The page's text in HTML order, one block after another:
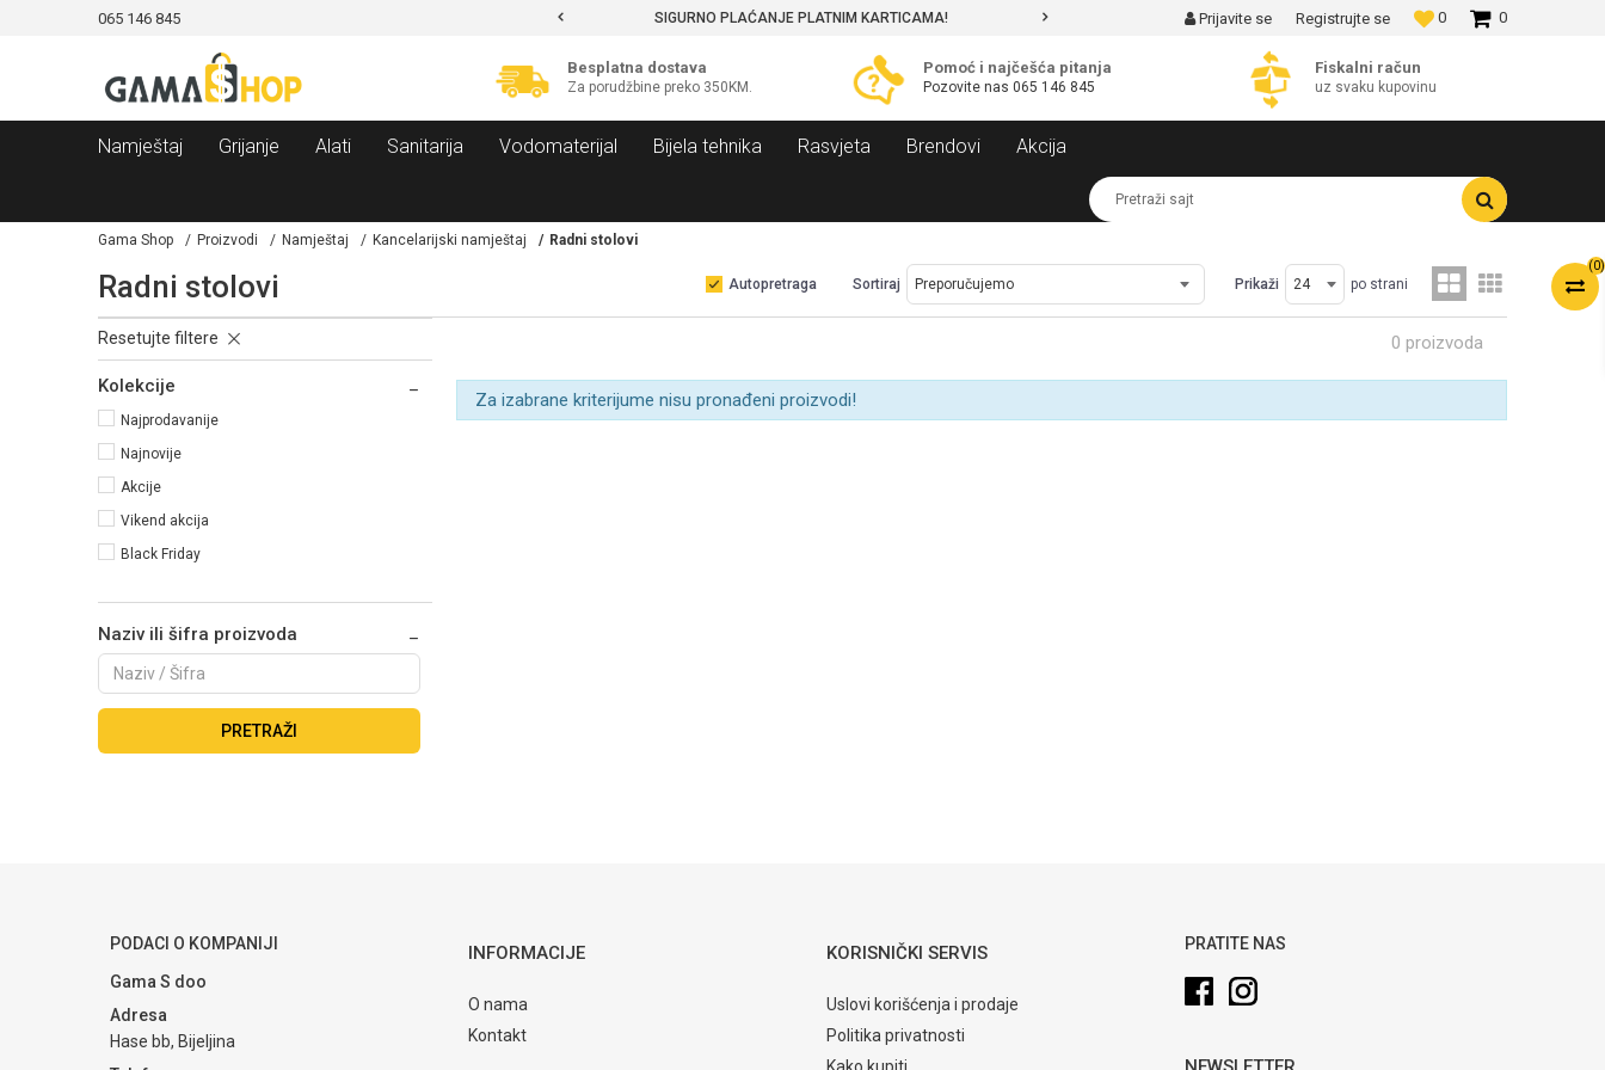
065 146 845 SIGURNO PLAĆANJE PLATNIM KARTICAMA! MOGUĆNOST BESPLATNE ISPORUKE! 0
0
Prijavite se Registrujte se
Besplatna dostava
Za porudžbine preko 350KM.
Pomoć i najčešća pitanja
Pozovite nas 065 146 845
Fiskalni račun
uz svaku kupovinu
Namještaj Grijanje Alati Sanitarija Vodomaterijal Bijela tehnika Rasvjeta Brendovi Akcija
Pretraži sajt
(0)
Gama Shop Proizvodi Namještaj Kancelarijski namještaj Radni stolovi
Radni stolovi Autopretraga Sortiraj Prikaži po strani
Resetujte filtere
Kolekcije
Najprodavanije
Najnovije
Akcije
Vikend akcija
Black Friday
Naziv ili šifra proizvoda
PRETRAŽI
0 proizvoda
Za izabrane kriterijume nisu pronađeni proizvodi!
PODACI O KOMPANIJI
Gama S doo
Adresa
Hase bb, Bijeljina
INFORMACIJE
O nama
Kontakt
KORISNIČKI SERVIS
Uslovi korišćenja i prodaje
Politika privatnosti
PRATITE NAS